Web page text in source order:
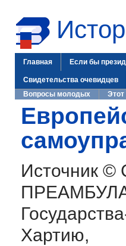
Главная Если бы
Свидетельства очевидцев
Вопросы молодых
Этот
Источник ©
Хартию,